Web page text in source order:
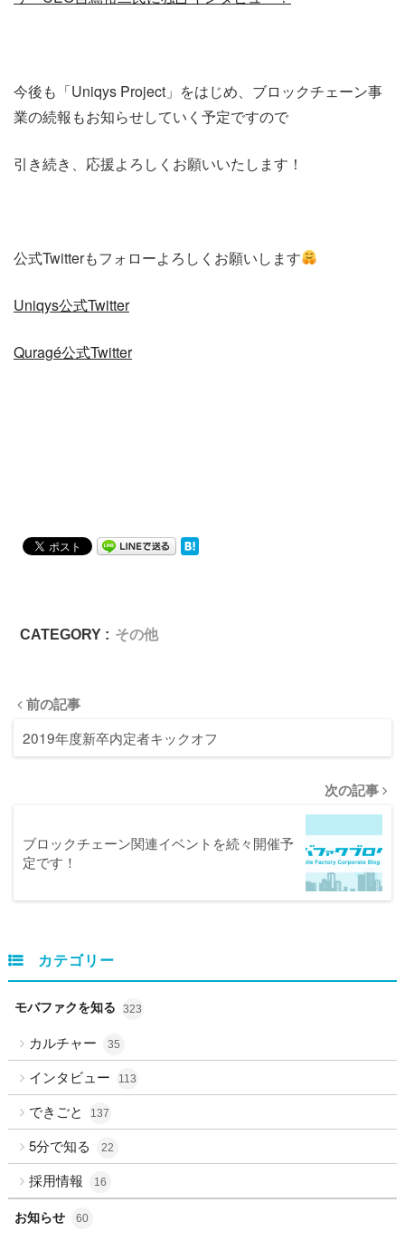
今後も「Uniqys Project」をはじめ、ブロックチェーン事
業の続報もお知らせしていく予定ですので
引き続き、応援よろしくお願いいたします！
公式Twitterもフォローよろしくお願いします
Uniqys公式Twitter
Quragé公式Twitter
CATEGORY : その他
前の記事
2019年度新卒内定者キックオフ
次の記事
ブロックチェーン関連イベントを続々開催予
定です！
カテゴリー
モバファクを知る 323
カルチャー 35
インタビュー 113
できごと 137
5分で知る 22
採用情報 16
お知らせ 60